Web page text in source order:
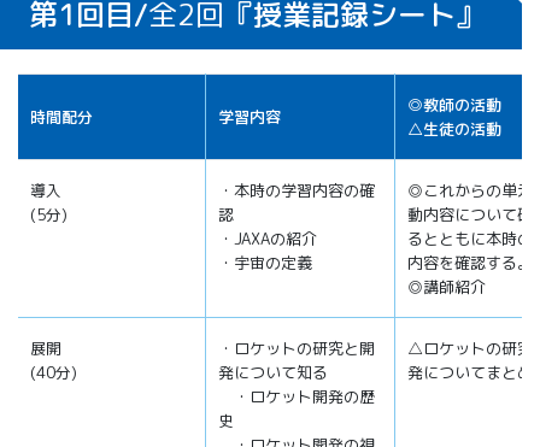
第1回目/全2回 『授業記録シート』
時間配分 学習内容
◎教師の活動
△生徒の活動
導入
(5分)
・本時の学習内容の確
認
・JAXAの紹介
・宇宙の定義
◎これからの単元
動内容について確
るとともに本時の
内容を確認する。
◎講師紹介
展開
(40分)
・ロケットの研究と開
発について知る
・ロケット開発の歴
史
△ロケットの研究
発についてまとめ